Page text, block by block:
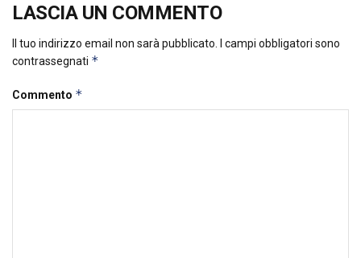
LASCIA UN COMMENTO
Il tuo indirizzo email non sarà pubblicato.
I campi obbligatori sono
contrassegnati *
Commento *